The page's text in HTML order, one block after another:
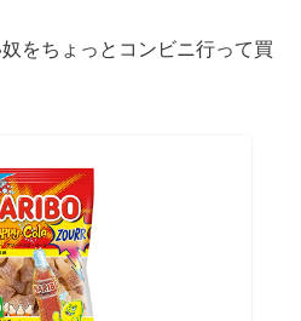
をちょっとコンビニ行って買